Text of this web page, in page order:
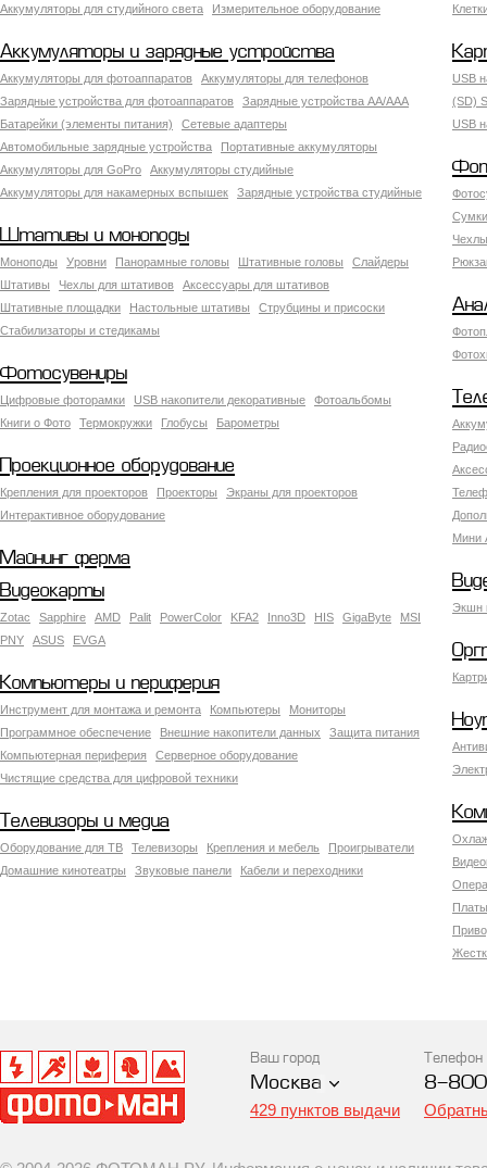
Аккумуляторы для студийного света
Измерительное оборудование
Аккумуляторы и зарядные устройства
Аккумуляторы для фотоаппаратов
Аккумуляторы для телефонов
Зарядные устройства для фотоаппаратов
Зарядные устройства AA/AAA
Батарейки (элементы питания)
Сетевые адаптеры
Автомобильные зарядные устройства
Портативные аккумуляторы
Аккумуляторы для GoPro
Аккумуляторы студийные
Аккумуляторы для накамерных вспышек
Зарядные устройства студийные
USB
(SD)
USB
Штативы и моноподы
Моноподы Уровни Панорамные головы Штативные головы
Слайдеры
Штативы
Чехлы для штативов
Аксессуары для штативов
Штативные площадки
Настольные штативы
Струбцины и присоски
Стабилизаторы и стедикамы
Фотосувениры
Цифровые фоторамки USB накопители декоративные
Фотоальбомы
Книги о Фото
Термокружки Глобусы Барометры
Мини
Проекционное оборудование
Крепления для проекторов Проекторы
Экраны для проекторов
Интерактивное оборудование
Майнинг ферма
Экшн
Видеокарты
Zotac Sapphire AMD Palit PowerColor KFA2 Inno3D HIS GigaByte
MSI
PNY
ASUS EVGA
Компьютеры и периферия
Инструмент для монтажа и ремонта Компьютеры
Мониторы
Программное обеспечение
Внешние накопители данных
Защита питания
Компьютерная периферия
Серверное оборудование
Чистящие средства для цифровой техники
Телевизоры и медиа
Оборудование для ТВ Телевизоры Крепления и мебель
Проигрыватели
Домашние кинотеатры
Звуковые панели Кабели и переходники
Ваш город
Москва
429 пунктов выдачи
Телефон
8-